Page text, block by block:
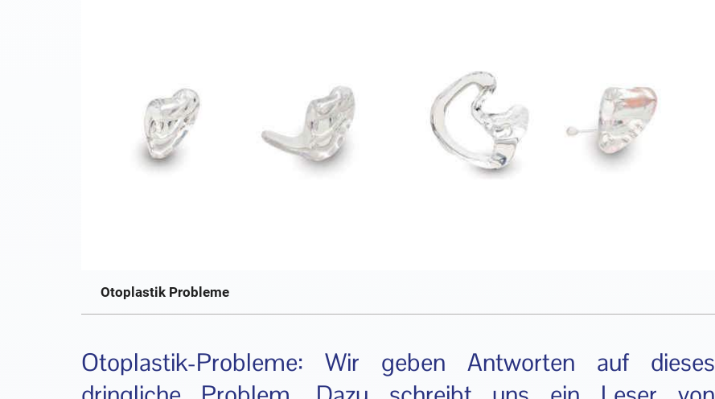
Otoplastik Probleme
Otoplastik-Probleme: Wir geben Antworten auf dieses